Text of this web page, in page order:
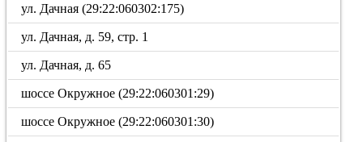
ул. Дачная (29:22:060302:175)
ул. Дачная, д. 59, стр. 1
ул. Дачная, д. 65
шоссе Окружное (29:22:060301:29)
шоссе Окружное (29:22:060301:30)